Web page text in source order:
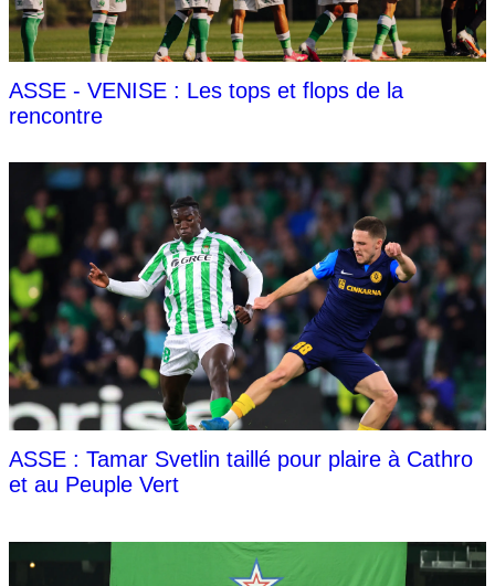
ASSE - VENISE : Les tops et flops de la
rencontre
ASSE : Tamar Svetlin taillé pour plaire à Cathro
et au Peuple Vert